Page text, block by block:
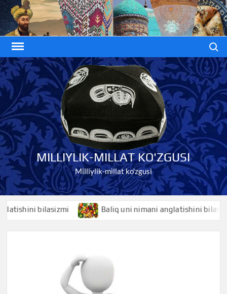
Skip
to
content
MILLIYLIK-MILLAT KO'ZGUSI
Milliylik-millat ko'zgusi
bilasizmi Baliq uni nimani anglatishini bilasizmi